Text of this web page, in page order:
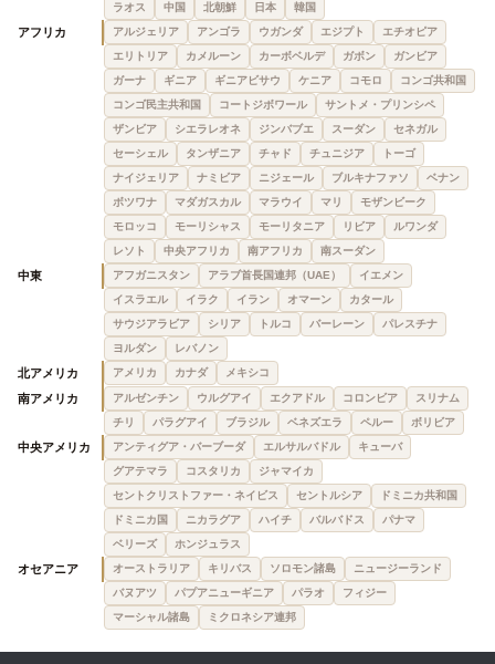
ラオス
中国 北朝鮮 日本 韓国
アフリカ アルジェリア アンゴラ ウガンダ エジプト
エチオピア
エリトリア
カメルーン カーボベルデ ガボン
ガンビア
ガーナ
ギニア ギニアビサウ ケニア コモロ
コンゴ共和国
コンゴ民主共和国
コートジボワール
サントメ・プリンシペ
ザンビア
シエラレオネ ジンバブエ スーダン
セネガル
セーシェル
タンザニア チャド チュニジア
トーゴ
ナイジェリア
ナミビア ニジェール ブルキナファソ
ベナン
ボツワナ
マダガスカル マラウイ マリ
モザンビーク
モロッコ
モーリシャス モーリタニア リビア
ルワンダ
レソト
中央アフリカ 南アフリカ 南スーダン
中東 アフガニスタン アラブ首長国連邦（UAE）
イエメン
イスラエル
イラク イラン オマーン
カタール
サウジアラビア
シリア トルコ バーレーン
パレスチナ
ヨルダン
レバノン
北アメリカ アメリカ カナダ メキシコ
南アメリカ アルゼンチン ウルグアイ エクアドル コロンビア
スリナム
チリ
パラグアイ ブラジル ベネズエラ ペルー ボリビア
中央アメリカ アンティグア・バーブーダ エルサルバドル
キューバ
グアテマラ
コスタリカ
ジャマイカ
セントクリストファー・ネイビス
セントルシア
ドミニカ共和国
ドミニカ国
ニカラグア ハイチ バルバドス
パナマ
ベリーズ
ホンジュラス
オセアニア オーストラリア キリバス ソロモン諸島
ニュージーランド
バヌアツ
パプアニューギニア パラオ
フィジー
マーシャル諸島
ミクロネシア連邦